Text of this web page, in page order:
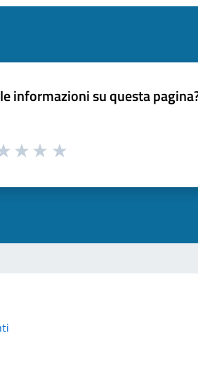
informazioni su questa